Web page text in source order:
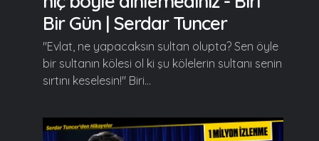
Bir Gün | Serdar Tuncer
"Evlat, ne yapacaksın sultan olupta? Sen öyle
bir sultanın kölesi ol ki şu kölelerin sultanı senin
sırtını keselesin!" Biri...